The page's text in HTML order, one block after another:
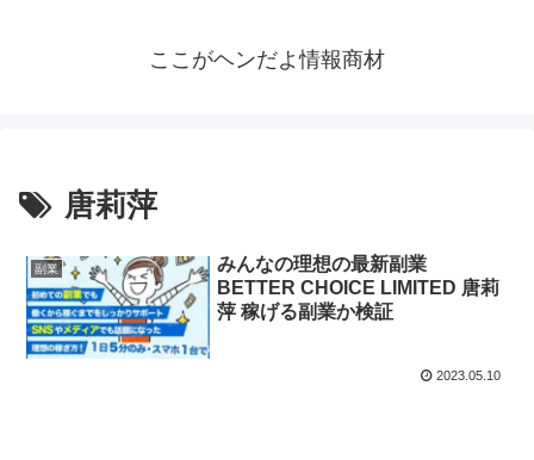
ここがヘンだよ情報商材
唐莉萍
副業
みんなの理想の最新副業
BETTER CHOICE LIMITED 唐莉
萍 稼げる副業か検証
2023.05.10